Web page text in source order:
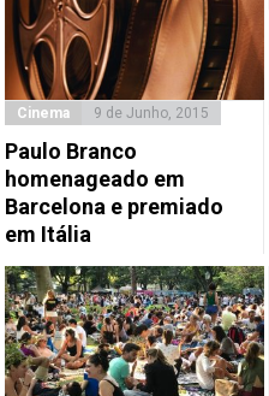
Cinema 9 de Junho, 2015
Paulo Branco
homenageado em
Barcelona e premiado
em Itália